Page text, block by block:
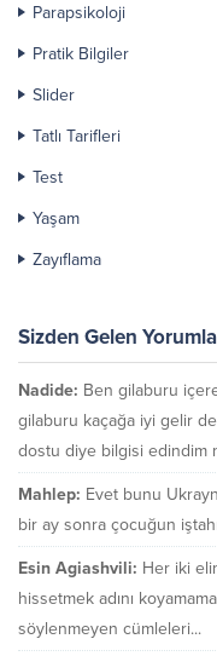
Parapsikoloji
Pratik Bilgiler
Slider
Tatlı Tarifleri
Test
Yaşam
Zayıflama
Sizden Gelen
Nadide: Ben gilaburu
gilaburu kaçağa iyi gelir
dostu diye bilgisi edindim
Mahlep: Evet bunu
bir ay sonra çocuğun
Esin Agiashvili: Her iki
hissetmek adını
söylenmeyen cümleleri...